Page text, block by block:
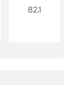
82.1